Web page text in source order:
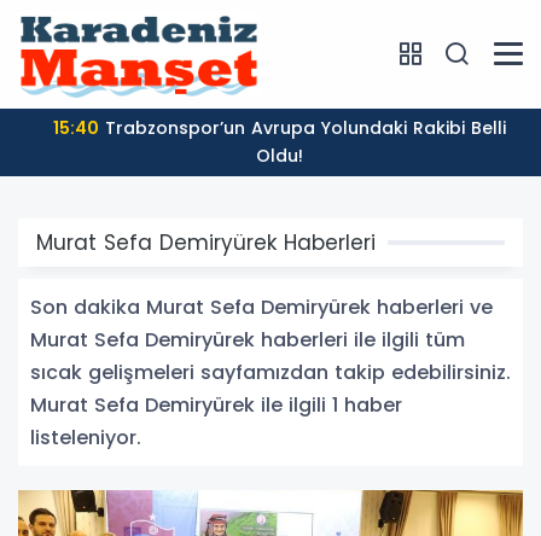
15:40Trabzonspor’un Avrupa Yolundaki Rakibi Belli
Oldu!
Murat Sefa Demiryürek Haberleri
Son dakika Murat Sefa Demiryürek haberleri ve
Murat Sefa Demiryürek haberleri ile ilgili tüm
sıcak gelişmeleri sayfamızdan takip edebilirsiniz.
Murat Sefa Demiryürek ile ilgili 1 haber
listeleniyor.